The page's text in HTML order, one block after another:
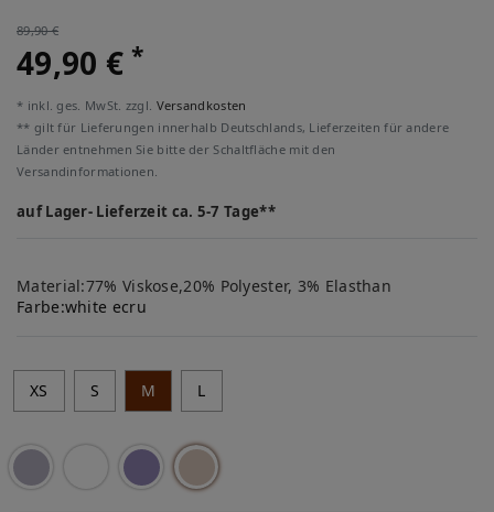
89,90 €
49,90 €*
* inkl. ges. MwSt. zzgl. Versandkosten
** gilt für Lieferungen innerhalb Deutschlands, Lieferzeiten für andere
Länder entnehmen Sie bitte der Schaltfläche mit den
Versandinformationen.
auf Lager- Lieferzeit ca. 5-7 Tage**
Material:77% Viskose,20% Polyester, 3% Elasthan
Farbe:white ecru
XS S M L